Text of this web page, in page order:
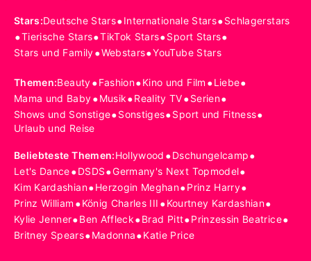
Stars:Deutsche Stars•Internationale Stars•Schlagerstars
•Tierische Stars•TikTok Stars•Sport Stars•
Stars und Family•Webstars•YouTube Stars
Themen:Beauty•Fashion•Kino und Film •Liebe•
Mama und Baby•Musik•Reality TV•Serien•
Shows und Sonstige•Sonstiges•Sport und Fitness•
Urlaub und Reise
Beliebteste Themen:Hollywood •Dschungelcamp•
Let's Dance•DSDS•Germany's Next Topmodel•
Kim Kardashian•Herzogin Meghan•Prinz Harry•
Prinz William •König Charles III •Kourtney Kardashian•
Kylie Jenner•Ben Affleck•Brad Pitt•Prinzessin Beatrice•
Britney Spears•Madonna•Katie Price